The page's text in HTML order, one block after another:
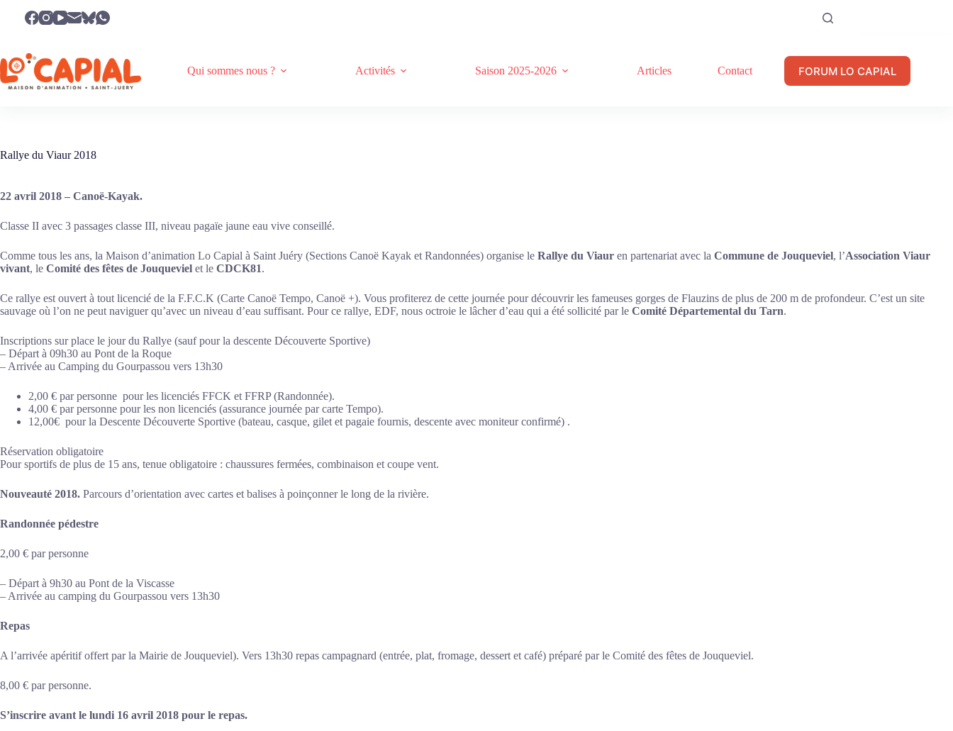
Qui sommes nous ? Activités Saison 2025-2026 Articles Contact FORUM LO CAPIAL
Rallye du Viaur 2018
22 avril 2018 – Canoë-Kayak.
Classe II avec 3 passages classe III, niveau pagaïe jaune eau vive conseillé.
Comme tous les ans, la Maison d’animation Lo Capial à Saint Juéry (Sections Canoë Kayak et Randonnées) organise le Rallye du Viaur en partenariat avec la Commune de Jouqueviel, l’Association Viaur
vivant, le Comité des fêtes de Jouqueviel et le CDCK81.
Ce rallye est ouvert à tout licencié de la F.F.C.K (Carte Canoë Tempo, Canoë +). Vous profiterez de cette journée pour découvrir les fameuses gorges de Flauzins de plus de 200 m de profondeur. C’est un site
sauvage où l’on ne peut naviguer qu’avec un niveau d’eau suffisant. Pour ce rallye, EDF, nous octroie le lâcher d’eau qui a été sollicité par le Comité Départemental du Tarn.
Inscriptions sur place le jour du Rallye (sauf pour la descente Découverte Sportive)
– Départ à 09h30 au Pont de la Roque
– Arrivée au Camping du Gourpassou vers 13h30
2,00 € par personne pour les licenciés FFCK et FFRP (Randonnée).
4,00 € par personne pour les non licenciés (assurance journée par carte Tempo).
12,00€ pour la Descente Découverte Sportive (bateau, casque, gilet et pagaie fournis, descente avec moniteur confirmé) .
Réservation obligatoire
Pour sportifs de plus de 15 ans, tenue obligatoire : chaussures fermées, combinaison et coupe vent.
Nouveauté 2018. Parcours d’orientation avec cartes et balises à poinçonner le long de la rivière.
Randonnée pédestre
2,00 € par personne
– Départ à 9h30 au Pont de la Viscasse
– Arrivée au camping du Gourpassou vers 13h30
Repas
A l’arrivée apéritif offert par la Mairie de Jouqueviel). Vers 13h30 repas campagnard (entrée, plat, fromage, dessert et café) préparé par le Comité des fêtes de Jouqueviel.
8,00 € par personne.
S’inscrire avant le lundi 16 avril 2018 pour le repas.